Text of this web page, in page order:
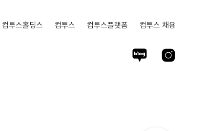
컴투스홀딩스 컴투스 컴투스플랫폼 컴투스 채용